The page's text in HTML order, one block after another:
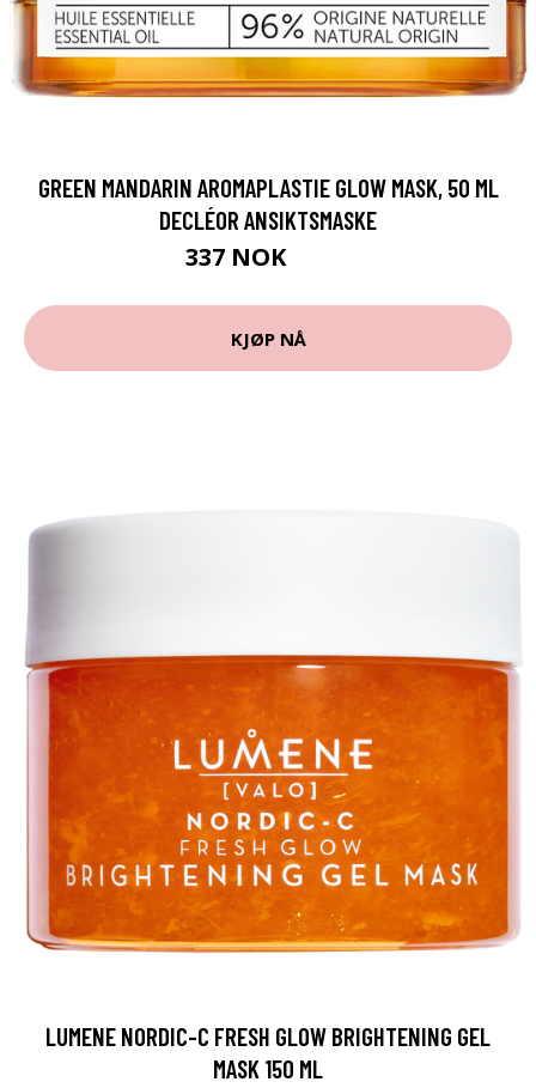
GREEN MANDARIN AROMAPLASTIE GLOW MASK, 50 ML
DECLÉOR ANSIKTSMASKE
337 NOK
KJØP NÅ
LUMENE NORDIC-C FRESH GLOW BRIGHTENING GEL
MASK 150 ML